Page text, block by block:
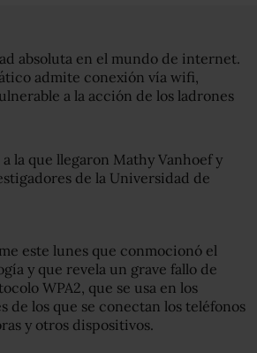
absoluta en el mundo de internet.
admite conexión vía wifi,
a la acción de los ladrones
la que llegaron Mathy Vanhoef y
de la Universidad de
este lunes que conmocionó el
y que revela un grave fallo de
WPA2, que se usa en los
de los que se conectan los teléfonos
y otros dispositivos.